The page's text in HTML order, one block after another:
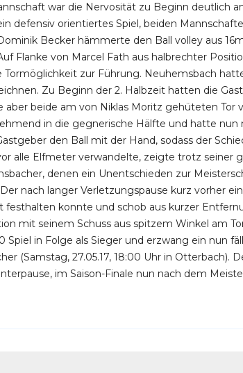
war die Nervosität zu Beginn deutlich
defensiv orientiertes Spiel, beiden
Becker hämmerte den Ball volley aus
Flanke von Marcel Fath aus halbrechter
zur Führung. Neuhemsbach
Zu Beginn der 2. Halbzeit hatten die
beide am von Niklas Moritz gehüteten Tor
in die gegnerische Hälfte und hatte
den Ball mit der Hand, sodass der
alle Elfmeter verwandelte, zeigte trotz seiner
denen ein Unentschieden zur
nach langer Verletzungspause kurz vorher
festhalten konnte und schob aus kurzer
mit seinem Schuss aus spitzem Winkel am
Spiel in Folge als Sieger und erzwang ein nun
(Samstag, 27.05.17, 18:00 Uhr in Otterbach).
im Saison-Finale nun nach dem